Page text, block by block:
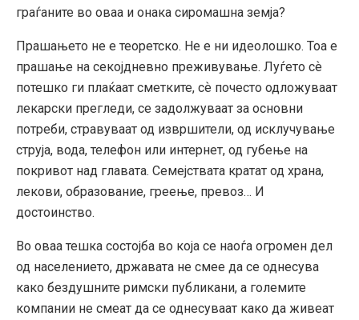
граѓаните во оваа и онака сиромашна земја?
Прашањето не е теоретско. Не е ни идеолошко. Тоа е
прашање на секојдневно преживување. Луѓето сѐ
потешко ги плаќаат сметките, сѐ почесто одложуваат
лекарски прегледи, се задолжуваат за основни
потреби, стравуваат од извршители, од исклучување
струја, вода, телефон или интернет, од губење на
покривот над главата. Семејствата кратат од храна,
лекови, образование, греење, превоз… И
достоинство.
Во оваа тешка состојба во која се наоѓа огромен дел
од населението, државата не смее да се однесува
како бездушните римски публикани, а големите
компании не смеат да се однесуваат како да живеат